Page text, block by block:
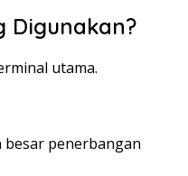
Digunakan?
utama.
besar penerbangan